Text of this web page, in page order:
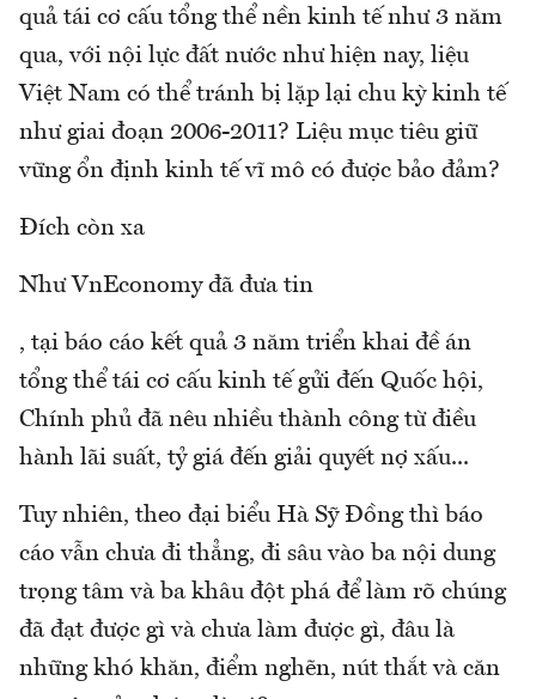
quả tái cơ cấu tổng thể nền kinh tế như 3 năm
qua, với nội lực đất nước như hiện nay, liệu
Việt Nam có thể tránh bị lặp lại chu kỳ kinh tế
như giai đoạn 2006-2011? Liệu mục tiêu giữ
vững ổn định kinh tế vĩ mô có được bảo đảm?
Đích còn xa
Như VnEconomy đã đưa tin
, tại báo cáo kết quả 3 năm triển khai đề án
tổng thể tái cơ cấu kinh tế gửi đến Quốc hội,
Chính phủ đã nêu nhiều thành công từ điều
hành lãi suất, tỷ giá đến giải quyết nợ xấu...
Tuy nhiên, theo đại biểu Hà Sỹ Đồng thì báo
cáo vẫn chưa đi thẳng, đi sâu vào ba nội dung
trọng tâm và ba khâu đột phá để làm rõ chúng
đã đạt được gì và chưa làm được gì, đâu là
những khó khăn, điểm nghẽn, nút thắt và căn